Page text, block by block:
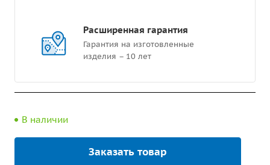
Расширенная гарантия
Гарантия на изготовленные
изделия – 10 лет
В наличии
Заказать товар